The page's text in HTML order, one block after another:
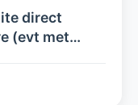
direct
(evt met